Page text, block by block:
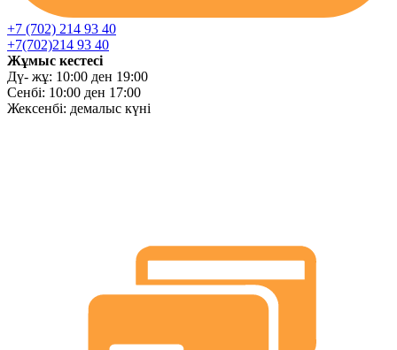
+7 (702) 214 93 40
+7(702)214 93 40
Жұмыс кестесі
Дү- жұ: 10:00 ден 19:00
Сенбі: 10:00 ден 17:00
Жексенбі: демалыс күні